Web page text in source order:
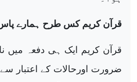
قرآن کریم کس طرح ہمارے پاس
قرآن کریم ایک ہی دفعہ میں
ضرورت اورحالات کے اعتبار